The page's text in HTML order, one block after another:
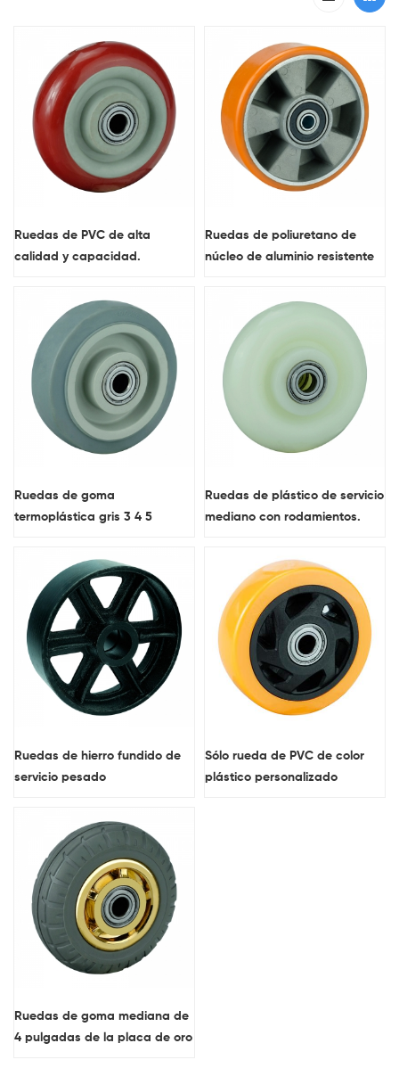
Ruedas de PVC de alta
calidad y capacidad.
Ruedas de poliuretano de
núcleo de aluminio resistente
Ruedas de goma
termoplástica gris 3 4 5
Ruedas de plástico de servicio
mediano con rodamientos.
Ruedas de hierro fundido de
servicio pesado
Sólo rueda de PVC de color
plástico personalizado
Ruedas de goma mediana de
4 pulgadas de la placa de oro